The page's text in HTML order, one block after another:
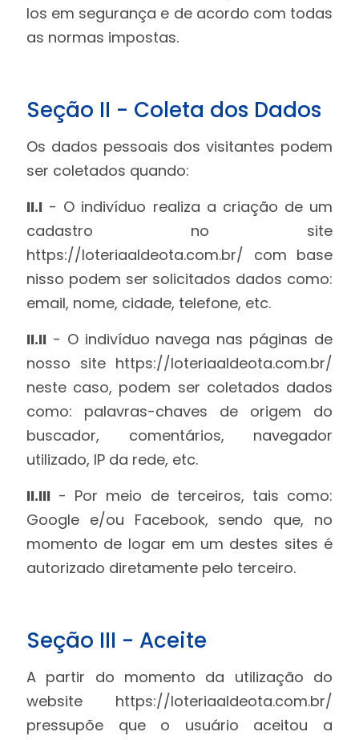
los em segurança e de acordo com todas
as normas impostas.
Seção II - Coleta dos Dados
Os dados pessoais dos visitantes podem
ser coletados quando:
II.I - O indivíduo realiza a criação de um
cadastro no site
https://loteriaaldeota.com.br/ com base
nisso podem ser solicitados dados como:
email, nome, cidade, telefone, etc.
II.II - O indivíduo navega nas páginas de
nosso site https://loteriaaldeota.com.br/
neste caso, podem ser coletados dados
como: palavras-chaves de origem do
buscador, comentários, navegador
utilizado, IP da rede, etc.
II.III - Por meio de terceiros, tais como:
Google e/ou Facebook, sendo que, no
momento de logar em um destes sites é
autorizado diretamente pelo terceiro.
Seção III - Aceite
A partir do momento da utilização do
website https://loteriaaldeota.com.br/
pressupõe que o usuário aceitou a